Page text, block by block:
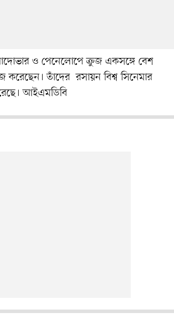
ও পেনেলোপে ক্রুজ একসঙ্গে বেশ
করেছেন। তাঁদের রসায়ন বিশ্ব সিনেমার
আইএমডিবি